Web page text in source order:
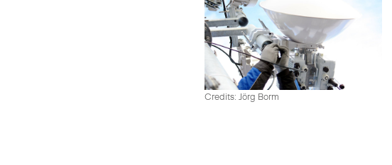
Credits: Jörg Borm